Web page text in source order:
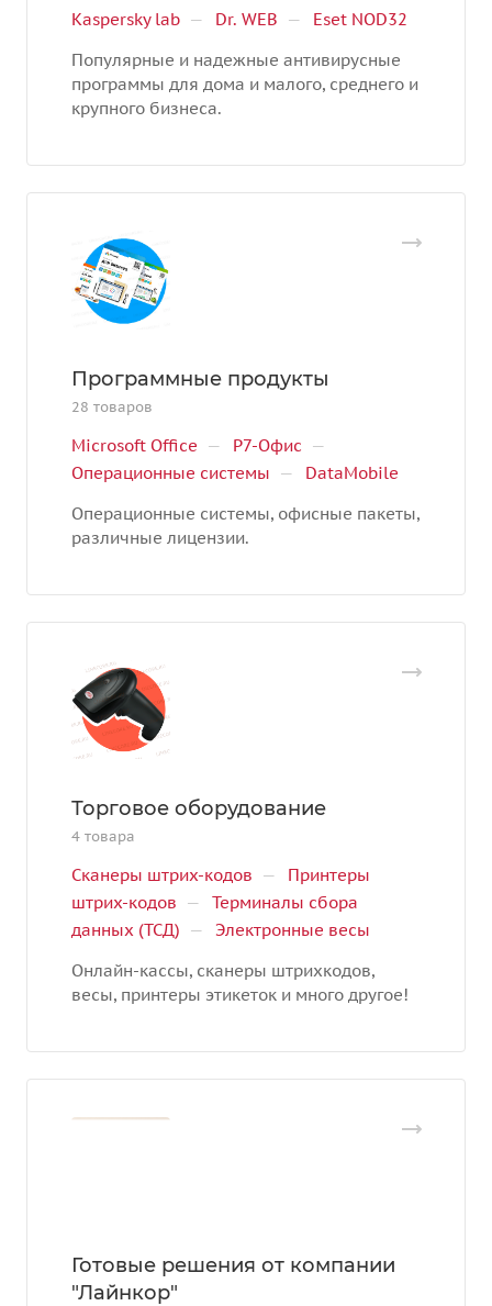
Kaspersky lab — Dr. WEB —
Eset NOD32
Популярные и надежные антивирусные
программы для дома и малого, среднего и
крупного бизнеса.
Программные продукты
28 товаров
Microsoft Office — Р7-Офис —
Операционные системы —
DataMobile
Операционные системы, офисные пакеты,
различные лицензии.
Торговое оборудование
4 товара
Сканеры штрих-кодов —
Принтеры
штрих-кодов —
Терминалы сбора
данных (ТСД) —
Электронные весы
Онлайн-кассы, сканеры штрихкодов,
весы, принтеры этикеток и много другое!
Готовые решения от компании
"Лайнкор"